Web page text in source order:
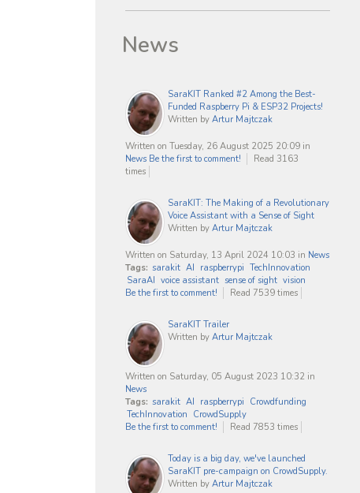
News
SaraKIT Ranked #2 Among the Best-
Funded Raspberry Pi & ESP32 Projects!
Written by Artur Majtczak
Written on Tuesday, 26 August 2025 20:09 in
News Be the first to comment!
Read 3163
times
SaraKIT: The Making of a Revolutionary
Voice Assistant with a Sense of Sight
Written by Artur Majtczak
Written on Saturday, 13 April 2024 10:03 in News
Tags: sarakit AI raspberrypi TechInnovation
SaraAI voice assistant sense of sight vision
Be the first to comment!
Read 7539 times
SaraKIT Trailer
Written by Artur Majtczak
Written on Saturday, 05 August 2023 10:32 in
News
Tags: sarakit AI raspberrypi Crowdfunding
TechInnovation CrowdSupply
Be the first to comment!
Read 7853 times
Today is a big day, we've launched
SaraKIT pre-campaign on CrowdSupply.
Written by Artur Majtczak